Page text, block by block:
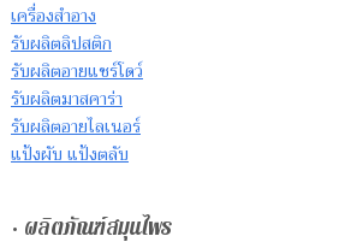
เครื่องสำอาง
รับผลิตลิปสติก
รับผลิตอายแชร์โดว์
รับผลิตมาสคาร่า
รับผลิตอายไลเนอร์
แป้งผับ แป้งตลับ
• ผลิตภัณฑ์สมุนไพร